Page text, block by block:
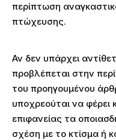
περίπτωση
πτώχευσης.
Αν δεν υπάρχει
προβλέπεται στην
του προηγουμένου
υποχρεούται να φέρει
επιφανείας τα
σχέση με το κτίσμα ή